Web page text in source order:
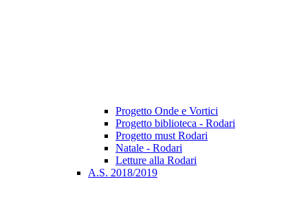
Progetto Onde e Vortici
Progetto biblioteca - Rodari
Progetto must Rodari
Natale - Rodari
Letture alla Rodari
A.S. 2018/2019